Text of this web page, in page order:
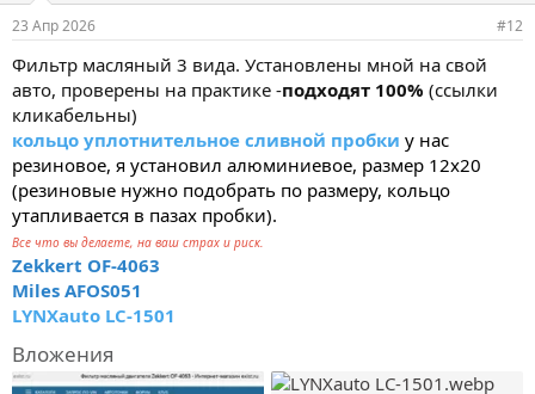
23 Апр 2026 #12
Фильтр масляный 3 вида. Установлены мной на свой
авто, проверены на практике -подходят 100% (ссылки
кликабельны)
кольцо уплотнительное сливной пробки у нас
резиновое, я установил алюминиевое, размер 12х20
(резиновые нужно подобрать по размеру, кольцо
утапливается в пазах пробки).
Все что вы делаете, на ваш страх и риск.
Zekkert OF-4063
Miles AFOS051
LYNXauto LC-1501
Вложения